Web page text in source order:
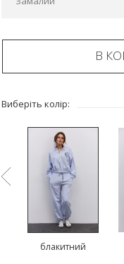
В
Виберіть колір:
блакитний